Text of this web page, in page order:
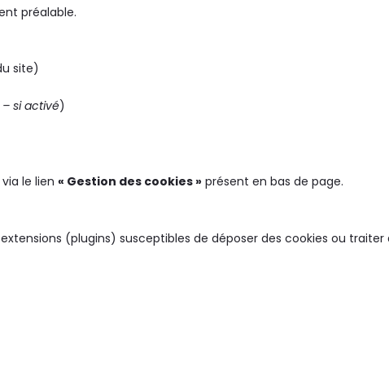
préalable.
site)
si activé)
le lien « Gestion des cookies » présent en bas de page.
(plugins) susceptibles de déposer des cookies ou